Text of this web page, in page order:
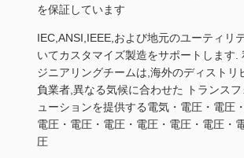
を保証しています
IEC,ANSI,IEEE,および地元のユーティリ
いてカスタマイズ製造をサポートします.
ジニアリングチームは,海外のディストリ
負業者,異なる気候に合わせた トランスフ
ューションを提供する電気・電圧・電圧
電圧・電圧・電圧・電圧・電圧・電圧・
圧